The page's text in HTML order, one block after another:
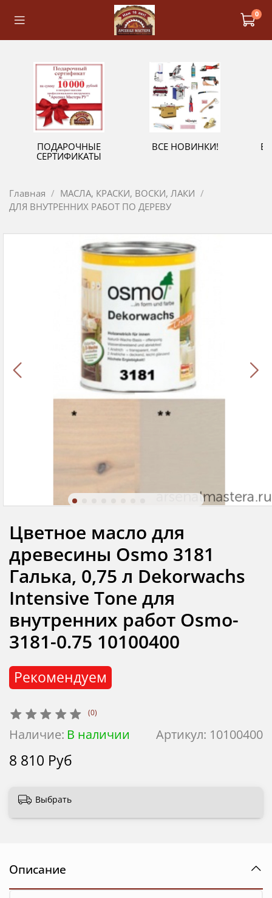
0
ПОДАРОЧНЫЕ
СЕРТИФИКАТЫ
ВСЕ НОВИНКИ!
Главная
МАСЛА, КРАСКИ, ВОСКИ, ЛАКИ
ДЛЯ ВНУТРЕННИХ РАБОТ ПО ДЕРЕВУ
(0)
Артикул: 10100400
Наличие: В наличии
Рекомендуем
Цветное масло для
древесины Osmo 3181
Галька, 0,75 л Dekorwachs
Intensive Tone для
внутренних работ Osmo-
3181-0.75 10100400
8 810 Руб
Выбрать
Описание